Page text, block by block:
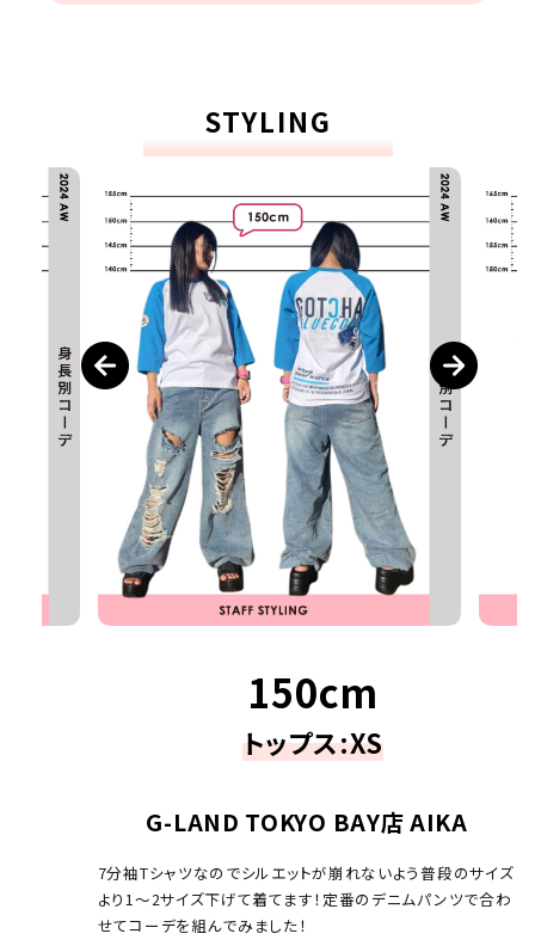
STYLING
150cm
トップス:XS
G-LAND TOKYO BAY店 AIKA
7分袖Tシャツなのでシルエットが崩れないよう普段のサイズ
より1～2サイズ下げて着てます！定番のデニムパンツで合わ
せてコーデを組んでみました！